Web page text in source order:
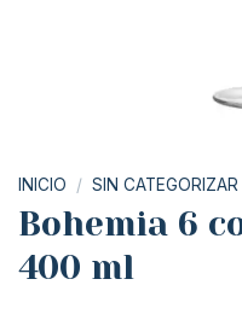
INICIO / SIN CATEGORIZAR
Bohemia 6
400 ml